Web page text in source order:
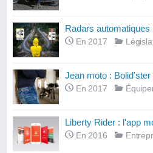
Radars
En 2017
Jean moto :
En 2017
Liberty Rider : l'app
En 2016